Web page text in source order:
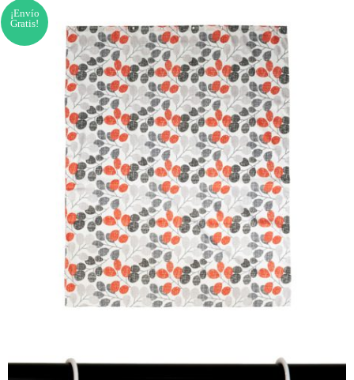
¡Envío
Gratis!